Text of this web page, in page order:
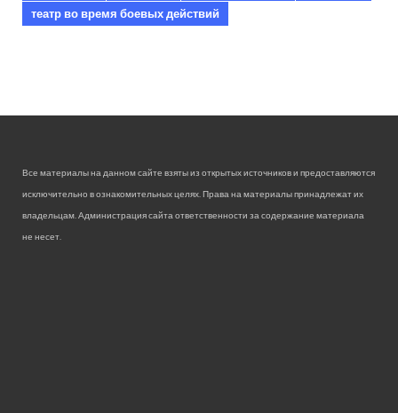
театр во время боевых действий
Все материалы на данном сайте взяты из открытых источников и предоставляются
исключительно в ознакомительных целях. Права на материалы принадлежат их
владельцам. Администрация сайта ответственности за содержание материала
не несет.